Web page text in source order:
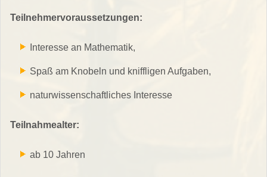
Teilnehmervoraussetzungen:
Interesse an Mathematik,
Spaß am Knobeln und kniffligen Aufgaben,
naturwissenschaftliches Interesse
Teilnahmealter:
ab 10 Jahren